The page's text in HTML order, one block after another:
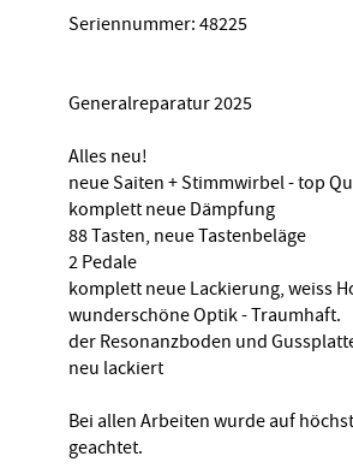
Seriennummer: 48225
Generalreparatur 2025
Alles neu!
neue Saiten + Stimmwirbel - top
komplett neue Dämpfung
88 Tasten, neue Tastenbeläge
2 Pedale
komplett neue Lackierung, weiss
wunderschöne Optik - Traumhaft.
der Resonanzboden und
neu lackiert
Bei allen Arbeiten wurde auf
geachtet.